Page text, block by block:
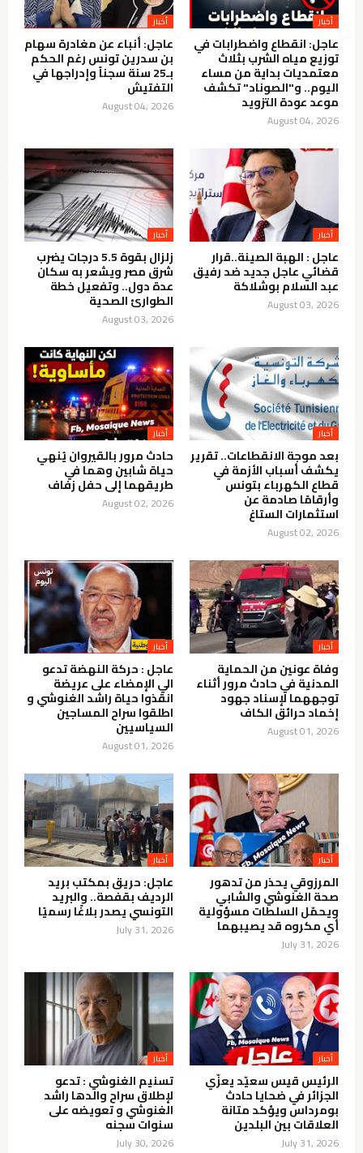
أخبار
عاجل: انقطاع واضطرابات في
توزيع مياه الشرب بثلاث
معتمديات بداية من مساء
اليوم.. و"الصوناد" تكشف
موعد عودة التزويد
August 04, 2026
أخبار
عاجل: أنباء عن مغادرة سهام
بن سدرين تونس رغم الحكم
بـ25 سنة سجناً وإدراجها في
التفتيش
August 04, 2026
أخبار
عاجل : الهبة الصينة..قرار
قضائي عاجل جديد ضد رفيق
عبد السلام بوشلاكة
August 03, 2026
أخبار
زلزال بقوة 5.5 درجات يضرب
شرق مصر ويشعر به سكان
عدة دول.. وتفعيل خطة
الطوارئ الصحية
August 03, 2026
أخبار
بعد موجة الانقطاعات.. تقرير
يكشف أسباب الأزمة في
قطاع الكهرباء بتونس
وأرقامًا صادمة عن
استثمارات الستاغ
August 02, 2026
أخبار
حادث مرور بالقيروان يُنهي
حياة شابين وهما في
طريقهما إلى حفل زفاف
August 02, 2026
أخبار
وفاة عونين من الحماية
المدنية في حادث مرور أثناء
توجههما لإسناد جهود
إخماد حرائق الكاف
August 01, 2026
أخبار
عاجل : حركة النهضة تدعو
الي الإمضاء على عريضة
انقذوا حياة راشد الغنوشي و
اطلقوا سراح المساجين
السياسيين
August 01, 2026
أخبار
المرزوقي يحذر من تدهور
صحة الغنوشي والشابي
ويحمّل السلطات مسؤولية
أي مكروه قد يصيبهما
July 31, 2026
أخبار
عاجل: حريق بمكتب بريد
الرديف بقفصة.. والبريد
التونسي يصدر بلاغًا رسميًا
July 31, 2026
أخبار
الرئيس قيس سعيّد يعزّي
الجزائر في ضحايا حادث
بومرداس ويؤكد متانة
العلاقات بين البلدين
July 31, 2026
أخبار
تسنيم الغنوشي : تدعو
لإطلاق سراح والدها راشد
الغنوشي و تعويضه على
سنوات سجنه
July 30, 2026